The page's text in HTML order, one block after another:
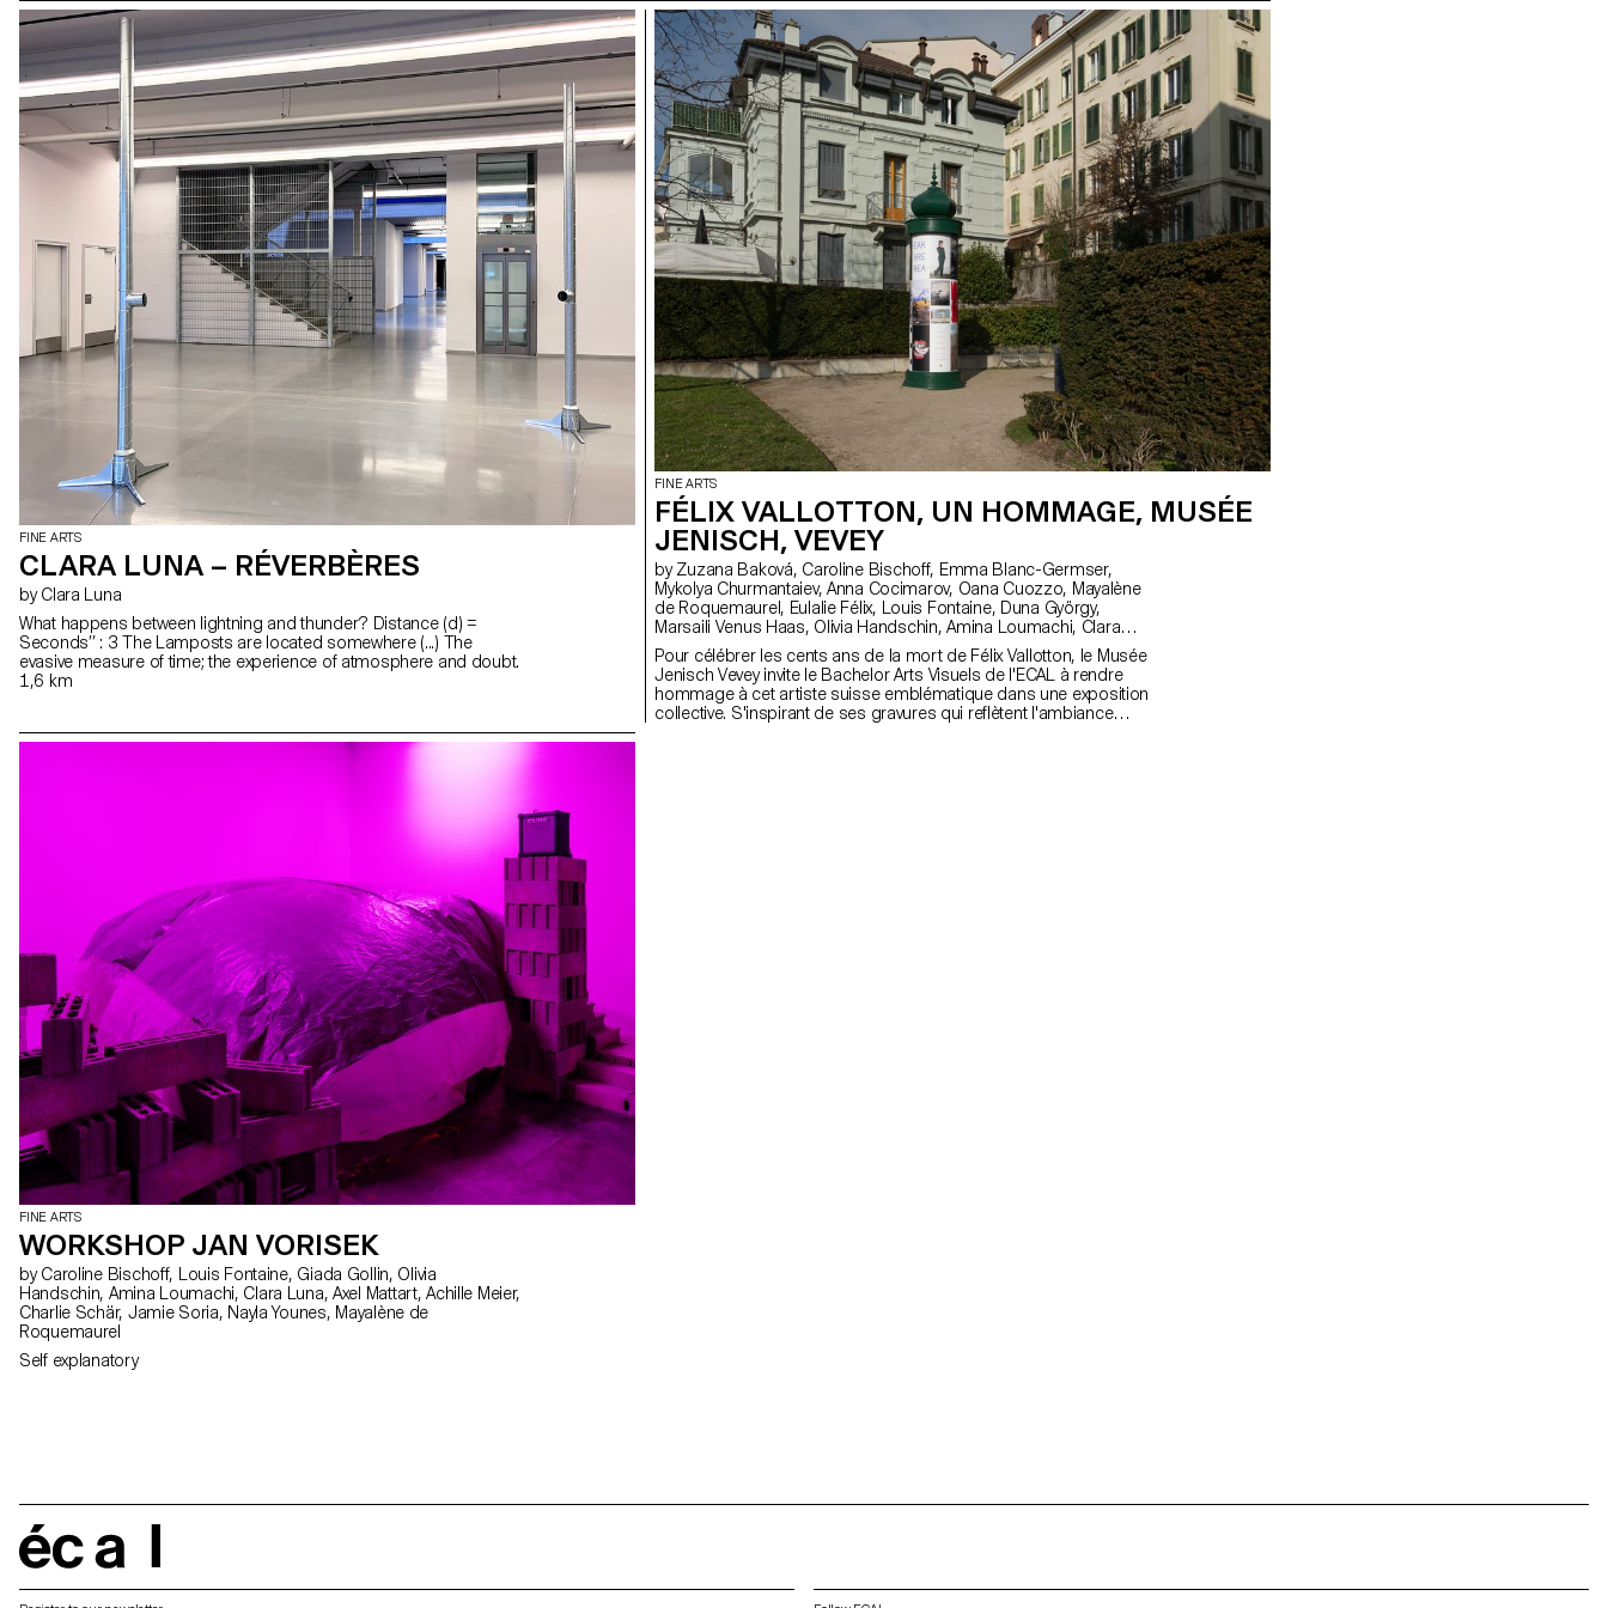
FINE ARTS
CLARA LUNA – RÉVERBÈRES
by Clara Luna
What happens between lightning and thunder? Distance (d) =
Seconds’’ : 3 The Lamposts are located somewhere (...) The
evasive measure of time; the experience of atmosphere and doubt.
1,6 km
FINE ARTS
FÉLIX VALLOTTON, UN HOMMAGE, MUSÉE
JENISCH, VEVEY
by Zuzana Baková, Caroline Bischoff, Emma Blanc-Germser,
Mykolya Churmantaiev, Anna Cocimarov, Oana Cuozzo, Mayalène
de Roquemaurel, Eulalie Félix, Louis Fontaine, Duna György,
Marsaili Venus Haas, Olivia Handschin, Amina Loumachi, Clara
Luna, Céleste Meylan, Diego Mühlematter, Paul Reachi, Baptiste
Schaerer, Charlie Schär, Jamie Soria, Nayla Younes
Pour célébrer les cents ans de la mort de Félix Vallotton, le Musée
Jenisch Vevey invite le Bachelor Arts Visuels de l'ECAL à rendre
hommage à cet artiste suisse emblématique dans une exposition
collective. S'inspirant de ses gravures qui reflètent l'ambiance
FINE ARTS
WORKSHOP JAN VORISEK
by Caroline Bischoff, Louis Fontaine, Giada Gollin, Olivia
Handschin, Amina Loumachi, Clara Luna, Axel Mattart, Achille Meier,
Charlie Schär, Jamie Soria, Nayla Younes, Mayalène de
Roquemaurel
Self explanatory